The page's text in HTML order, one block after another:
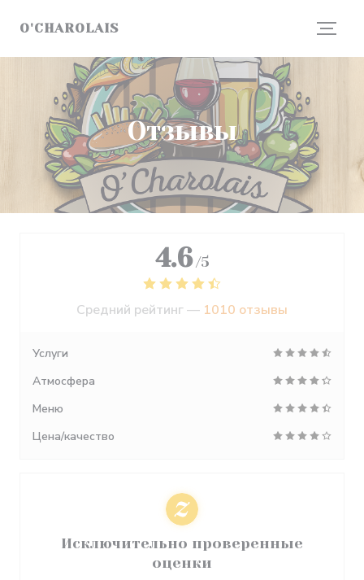
O'CHAROLAIS
Отзывы
4.6 /5
Средний рейтинг — 1010 отзывы
Услуги
Атмосфера
Меню
Цена/качество
Исключительно проверенные
оценки